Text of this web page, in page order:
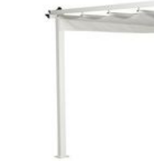
Varikatus Lazio, valge